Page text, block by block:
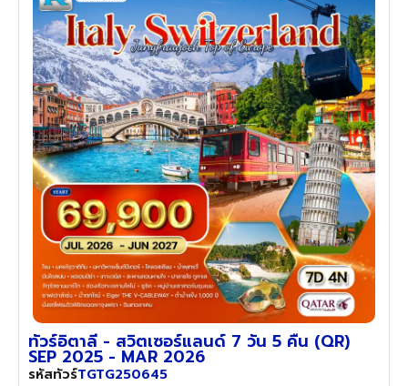
ทัวร์อิตาลี - สวิตเซอร์แลนด์ 7 วัน 5 คืน (QR)
SEP 2025 - MAR 2026
รหัสทัวร์TGTG250645